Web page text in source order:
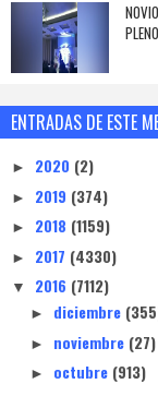
ENTRADAS DE ESTE
► 2020 (2)
► 2019 (374)
► 2018 (1159)
► 2017 (4330)
▼ 2016 (7112)
► diciembre
► noviembre (27)
► octubre (913)